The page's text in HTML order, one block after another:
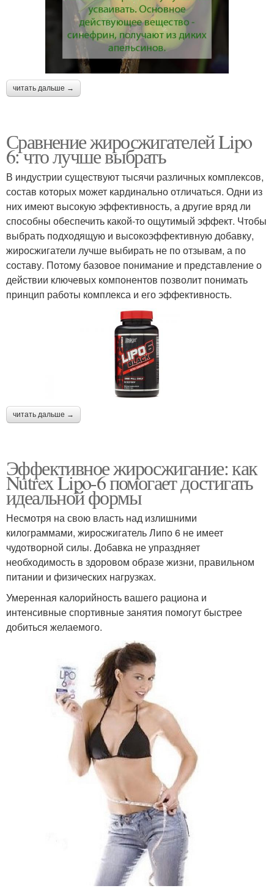
читать дальше →
Сравнение жиросжигателей Lipo
6: что лучше выбрать
В индустрии существуют тысячи различных комплексов,
состав которых может кардинально отличаться. Одни из
них имеют высокую эффективность, а другие вряд ли
способны обеспечить какой-то ощутимый эффект. Чтобы
выбрать подходящую и высокоэффективную добавку,
жиросжигатели лучше выбирать не по отзывам, а по
составу. Потому базовое понимание и представление о
действии ключевых компонентов позволит понимать
принцип работы комплекса и его эффективность.
читать дальше →
Эффективное жиросжигание: как
Nutrex Lipo-6 помогает достигать
идеальной формы
Несмотря на свою власть над излишними
килограммами, жиросжигатель Липо 6 не имеет
чудотворной силы. Добавка не упраздняет
необходимость в здоровом образе жизни, правильном
питании и физических нагрузках.
Умеренная калорийность вашего рациона и
интенсивные спортивные занятия помогут быстрее
добиться желаемого.